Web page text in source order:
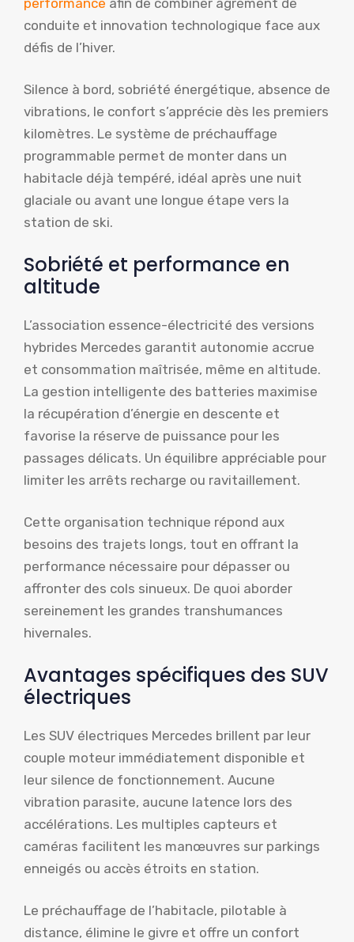
conduite et innovation technologique face aux
défis de l’hiver.
Silence à bord, sobriété énergétique, absence de
vibrations, le confort s’apprécie dès les premiers
kilomètres. Le système de préchauffage
programmable permet de monter dans un
habitacle déjà tempéré, idéal après une nuit
glaciale ou avant une longue étape vers la
station de ski.
Sobriété et performance en
altitude
L’association essence-électricité des versions
hybrides Mercedes garantit autonomie accrue
et consommation maîtrisée, même en altitude.
La gestion intelligente des batteries maximise
la récupération d’énergie en descente et
favorise la réserve de puissance pour les
passages délicats. Un équilibre appréciable pour
limiter les arrêts recharge ou ravitaillement.
Cette organisation technique répond aux
besoins des trajets longs, tout en offrant la
performance nécessaire pour dépasser ou
affronter des cols sinueux. De quoi aborder
sereinement les grandes transhumances
hivernales.
Avantages spécifiques des SUV
électriques
Les SUV électriques Mercedes brillent par leur
couple moteur immédiatement disponible et
leur silence de fonctionnement. Aucune
vibration parasite, aucune latence lors des
accélérations. Les multiples capteurs et
caméras facilitent les manœuvres sur parkings
enneigés ou accès étroits en station.
Le préchauffage de l’habitacle, pilotable à
distance, élimine le givre et offre un confort